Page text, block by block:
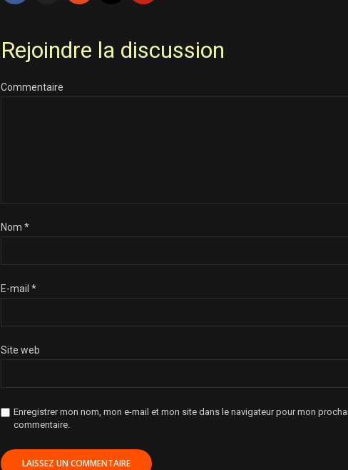
Rejoindre la discussion
Commentaire
Nom *
E-mail *
Site web
Enregistrer mon nom, mon e-mail et mon site dans le navigateur pour mon
commentaire.